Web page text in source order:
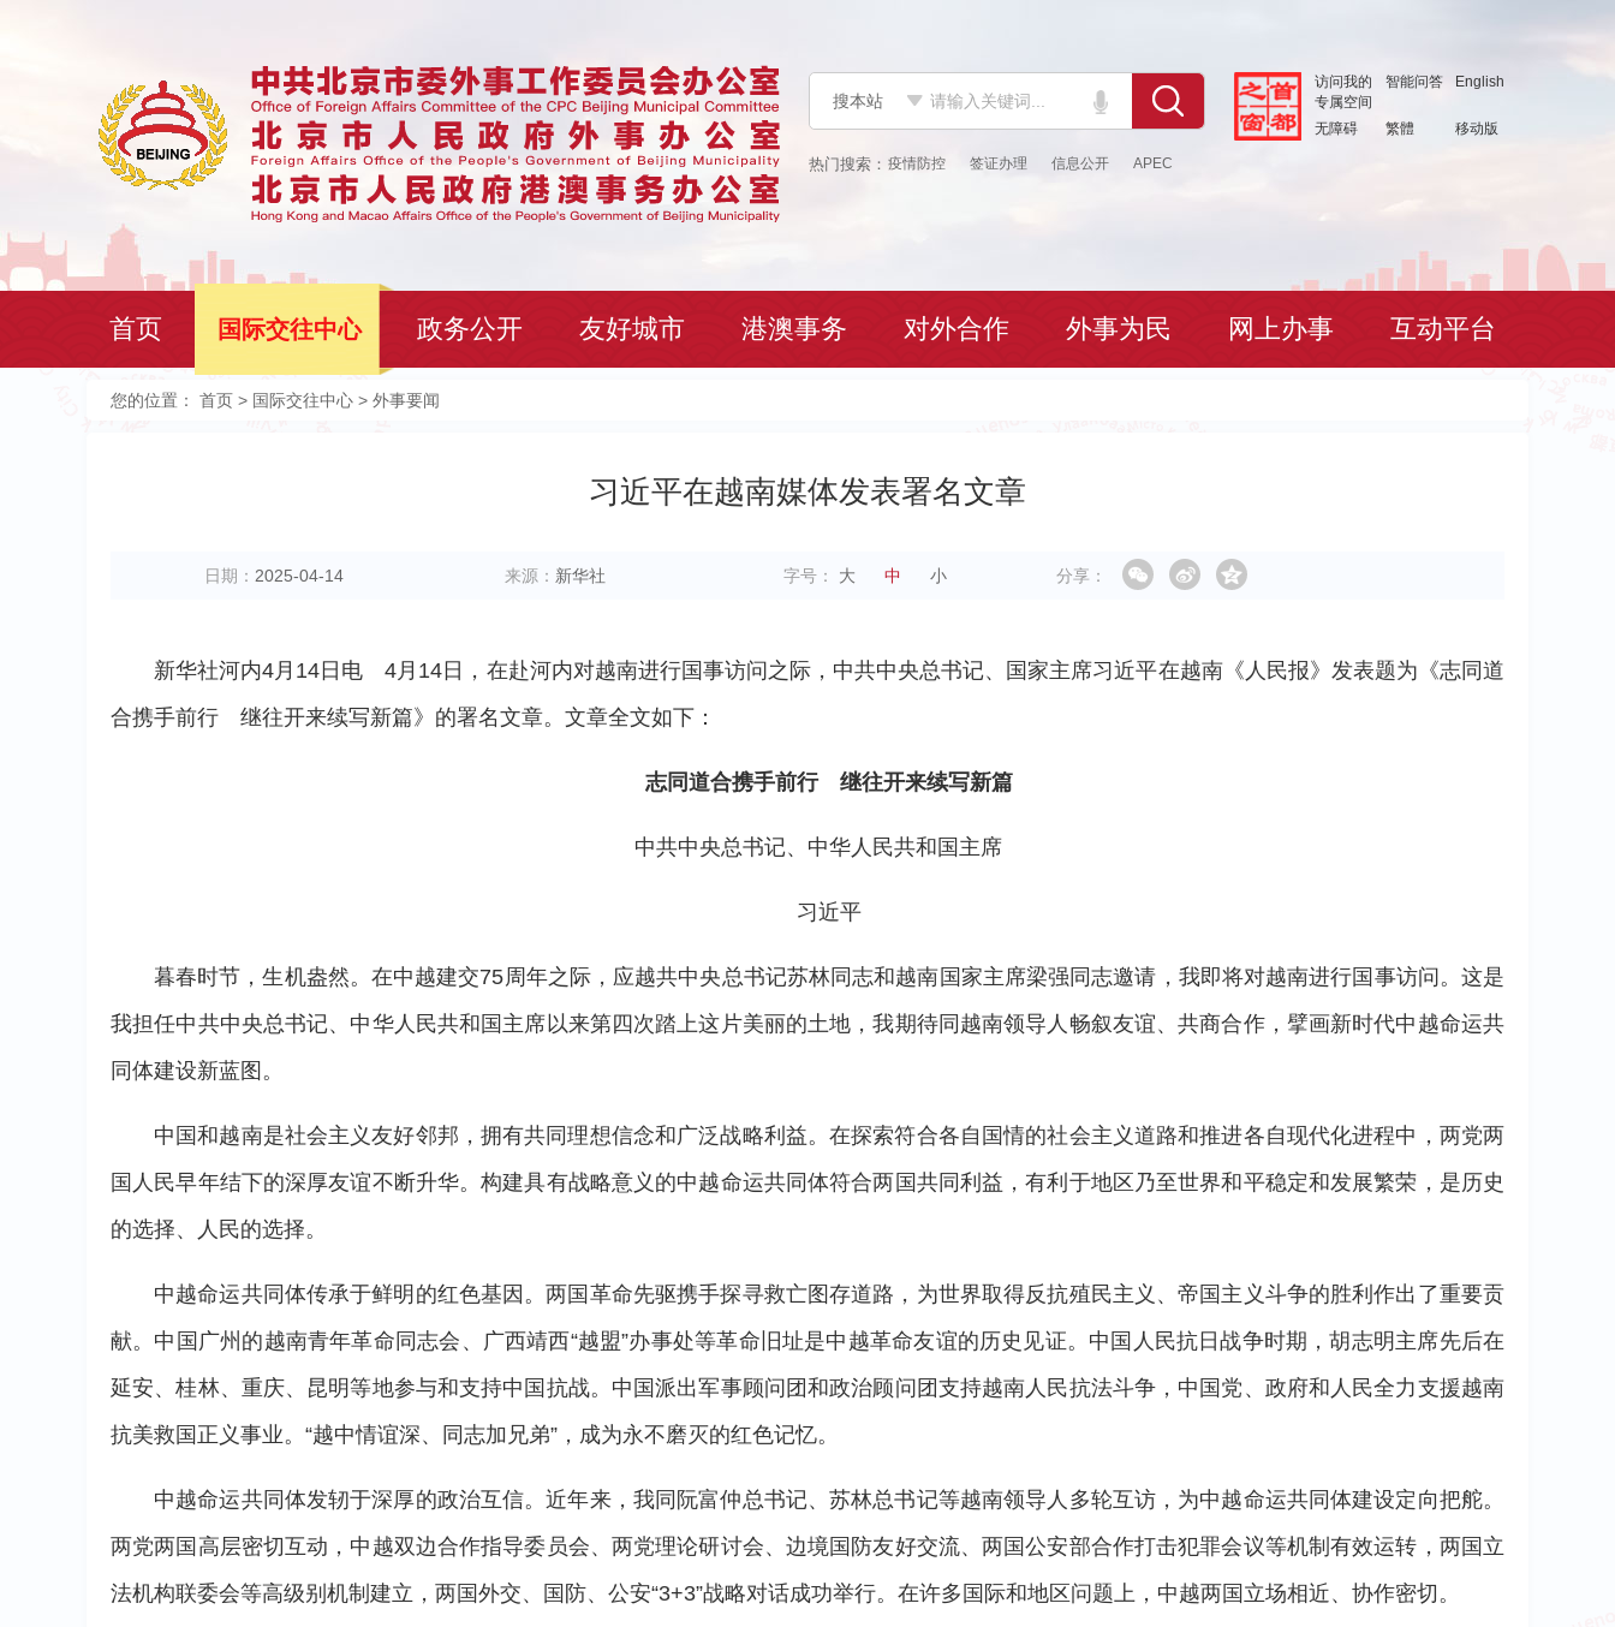
搜本站
疫情防控 签证办理 信息公开 APEC
访问我的
专属空间
智能问答 English
无障碍 繁體 移动版
首页 国际交往中心 政务公开 友好城市 港澳事务 对外合作 外事为民 网上办事 互动平台
您的位置： 首页 > 国际交往中心 > 外事要闻
习近平在越南媒体发表署名文章
日期： 2025-04-14 来源： 新华社 字号： 大 中 小 分享：
新华社河内4月14日电 4月14日，在赴河内对越南进行国事访问之际，中共中央总书记、国家主席习近平在越南《人民报》发表题为《志同道
合携手前行 继往开来续写新篇》的署名文章。文章全文如下：
志同道合携手前行 继往开来续写新篇
中共中央总书记、中华人民共和国主席
习近平
暮春时节，生机盎然。在中越建交75周年之际，应越共中央总书记苏林同志和越南国家主席梁强同志邀请，我即将对越南进行国事访问。这是
我担任中共中央总书记、中华人民共和国主席以来第四次踏上这片美丽的土地，我期待同越南领导人畅叙友谊、共商合作，擘画新时代中越命运共
同体建设新蓝图。
中国和越南是社会主义友好邻邦，拥有共同理想信念和广泛战略利益。在探索符合各自国情的社会主义道路和推进各自现代化进程中，两党两
国人民早年结下的深厚友谊不断升华。构建具有战略意义的中越命运共同体符合两国共同利益，有利于地区乃至世界和平稳定和发展繁荣，是历史
的选择、人民的选择。
中越命运共同体传承于鲜明的红色基因。两国革命先驱携手探寻救亡图存道路，为世界取得反抗殖民主义、帝国主义斗争的胜利作出了重要贡
献。中国广州的越南青年革命同志会、广西靖西“越盟”办事处等革命旧址是中越革命友谊的历史见证。中国人民抗日战争时期，胡志明主席先后在
延安、桂林、重庆、昆明等地参与和支持中国抗战。中国派出军事顾问团和政治顾问团支持越南人民抗法斗争，中国党、政府和人民全力支援越南
抗美救国正义事业。“越中情谊深、同志加兄弟”，成为永不磨灭的红色记忆。
中越命运共同体发轫于深厚的政治互信。近年来，我同阮富仲总书记、苏林总书记等越南领导人多轮互访，为中越命运共同体建设定向把舵。
两党两国高层密切互动，中越双边合作指导委员会、两党理论研讨会、边境国防友好交流、两国公安部合作打击犯罪会议等机制有效运转，两国立
法机构联委会等高级别机制建立，两国外交、国防、公安“3+3”战略对话成功举行。在许多国际和地区问题上，中越两国立场相近、协作密切。